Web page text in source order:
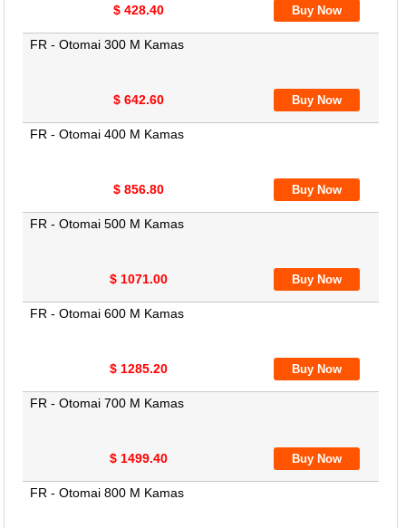
$ 428.40
FR - Otomai 300 M Kamas
$ 642.60
FR - Otomai 400 M Kamas
$ 856.80
FR - Otomai 500 M Kamas
$ 1071.00
FR - Otomai 600 M Kamas
$ 1285.20
FR - Otomai 700 M Kamas
$ 1499.40
FR - Otomai 800 M Kamas